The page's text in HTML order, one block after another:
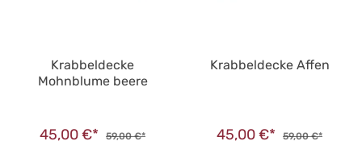
Krabbeldecke
Mohnblume beere
45,00 €* 59,00 €*
Krabbeldecke Affen
45,00 €* 59,00 €*